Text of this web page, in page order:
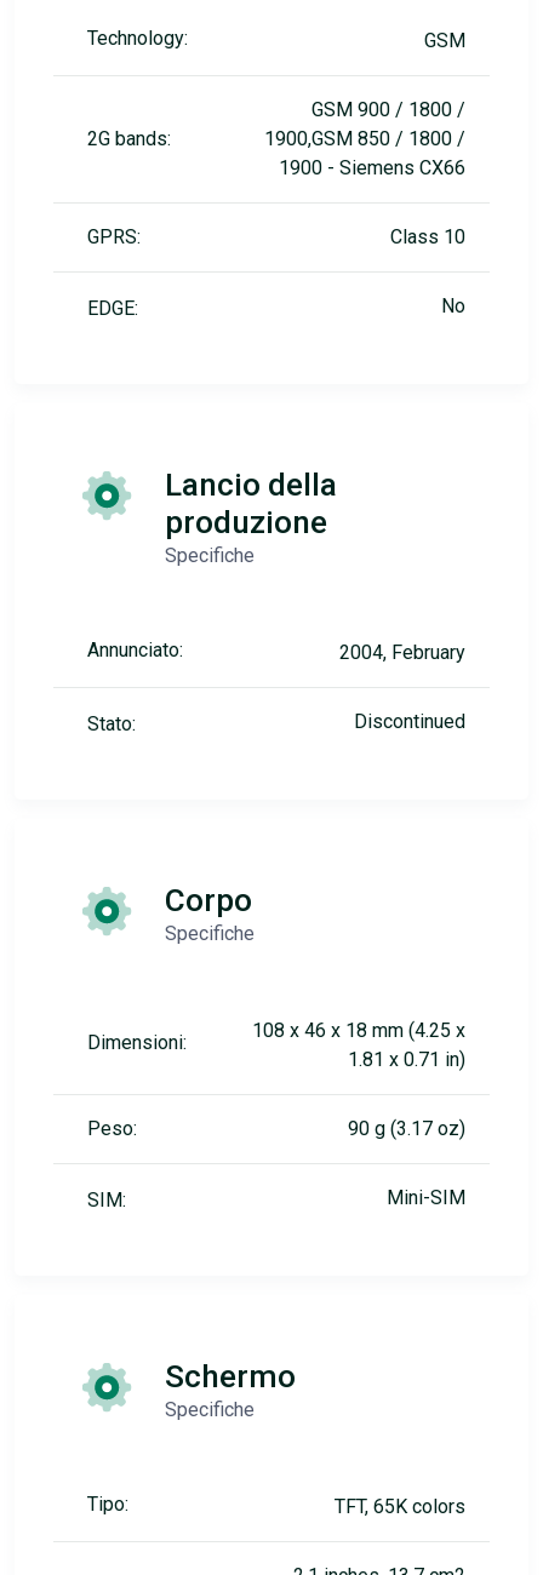
Technology: GSM
2G bands:
GSM 900 / 1800 /
1900,GSM 850 / 1800 /
1900 - Siemens CX66
GPRS: Class 10
EDGE: No
Lancio della
produzione
Specifiche
Annunciato: 2004, February
Stato: Discontinued
Corpo
Specifiche
Dimensioni:
108 x 46 x 18 mm (4.25 x
1.81 x 0.71 in)
Peso: 90 g (3.17 oz)
SIM: Mini-SIM
Schermo
Specifiche
Tipo: TFT, 65K colors